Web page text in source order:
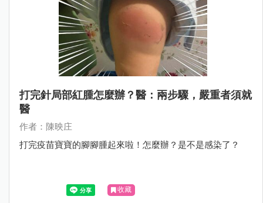
打完針局部紅腫怎麼辦？醫：兩步驟，嚴重者須就
醫
作者：陳映庄
打完疫苗寶寶的腳腳腫起來啦！怎麼辦？是不是感染了？
收藏